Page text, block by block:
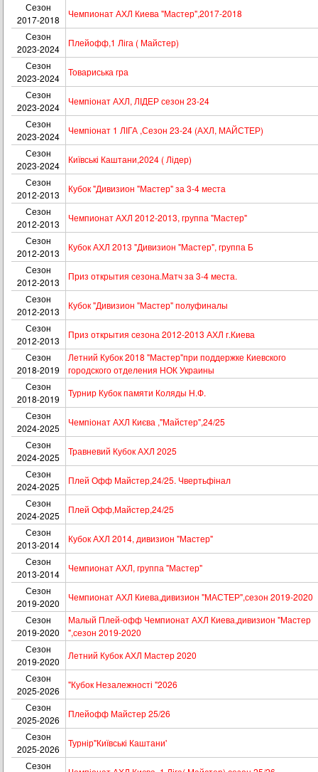
Сезон
2017-2018
Чемпионат АХЛ Киева "Мастер",2017-2018
Сезон
2023-2024
Плейофф,1 Ліга ( Майстер)
Сезон
2023-2024
Товариська гра
Сезон
2023-2024
Чемпіонат АХЛ, ЛІДЕР сезон 23-24
Сезон
2023-2024
Чемпіонат 1 ЛІГА ,Сезон 23-24 (АХЛ, МАЙСТЕР)
Сезон
2023-2024
Київські Каштани,2024 ( Лідер)
Сезон
2012-2013
Кубок "Дивизион "Мастер" за 3-4 места
Сезон
2012-2013
Чемпионат АХЛ 2012-2013, группа "Мастер"
Сезон
2012-2013
Кубок АХЛ 2013 "Дивизион "Мастер", группа Б
Сезон
2012-2013
Приз открытия сезона.Матч за 3-4 места.
Сезон
2012-2013
Кубок "Дивизион "Мастер" полуфиналы
Сезон
2012-2013
Приз открытия сезона 2012-2013 АХЛ г.Киева
Сезон
2018-2019
Летний Кубок 2018 "Мастер"при поддержке Киевского
городского отделения НОК Украины
Сезон
2018-2019
Турнир Кубок памяти Коляды Н.Ф.
Сезон
2024-2025
Чемпіонат АХЛ Києва ,"Майстер",24/25
Сезон
2024-2025
Травневий Кубок АХЛ 2025
Сезон
2024-2025
Плей Офф Майстер,24/25. Чвертьфінал
Сезон
2024-2025
Плей Офф,Майстер,24/25
Сезон
2013-2014
Кубок АХЛ 2014, дивизион "Мастер"
Сезон
2013-2014
Чемпионат АХЛ, группа "Мастер"
Сезон
2019-2020
Чемпионат АХЛ Киева,дивизион "МАСТЕР",сезон 2019-2020
Сезон
2019-2020
Малый Плей-офф Чемпионат АХЛ Киева,дивизион "Мастер
",сезон 2019-2020
Сезон
2019-2020
Летний Кубок АХЛ Мастер 2020
Сезон
2025-2026
"Кубок Незалежності "2026
Сезон
2025-2026
Плейофф Майстер 25/26
Сезон
2025-2026
Турнір"Київські Каштани'
Сезон